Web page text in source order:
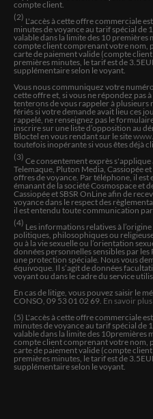
ne juge en rien je
personnellement tout ce qu
vrai Merci à elle d' être là
ANNIE
Accueil parfait .Très bonne
MARIE-BERTHE
Super gentille qui vous
réponses sur ce que l on lui
avec douceur pour que l on
oui , elle sais vous mettre
comprendre les réponses à
en toute confiance
GABRIELLE
Une personne formidable à
WIM
Bonne voyante qui a de la
Patricia
compte client.
(2) L'accès à cette offre commerciale
minutes de voyance au tarif spécial de
valable dans la limite des 10
compte client comprenant votre nom,
carte de paiement valide (compte
premières minutes, le tarif est de
supplémentaire selon le voyant.
Vous nous communiquez votre
cette offre et, si vous ne répondez pas
tenterons de vous rappeler à
fériés si votre demande avait lieu ces
rappelé, ne renseignez pas le
inscrire sur une liste d’opposition au
Bloctel en vous rendant sur le site
toutefois inopérante si vous êtes déjà
(3) Ce consentement exprès s'applique
Telemaque, Pluton Media, Cassiopée
offres de voyance. Par téléphone, il
émanant de la société Cosmospace et
Cassiopée et SBSR OnLine afin de
voyance dans le respect des
il est entendu toute communication par
(4) Les informations relatives à
politiques, philosophiques ou
ou à la vie sexuelle ou l’orientation
données personnelles sensibles par les
une protection spéciale. Nous vous
équivoque. Il s’agit de données
voyant ou dans le cadre du service
En cas de litige, vous pouvez saisir le
CONSO, 09 53 01 02 69. En savoir plus
(5) L'accès à cette offre commerciale
minutes de voyance au tarif spécial de
valable dans la limite des 10premières
compte client comprenant votre nom,
carte de paiement valide (compte
premières minutes, le tarif est de
supplémentaire selon le voyant.